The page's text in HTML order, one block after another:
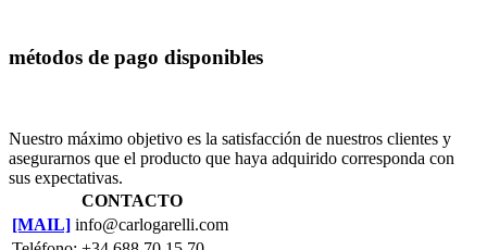
métodos de pago disponibles
Nuestro máximo objetivo es la satisfacción de nuestros clientes y
asegurarnos que el producto que haya adquirido corresponda con
sus expectativas.
CONTACTO
[MAIL] info@carlogarelli.com